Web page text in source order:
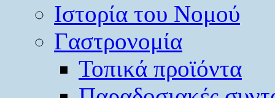
Ιστορία του Νομού
Γαστρονομία
Τοπικά προϊόντα